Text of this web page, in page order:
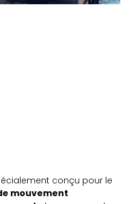
conçu pour le
mouvement